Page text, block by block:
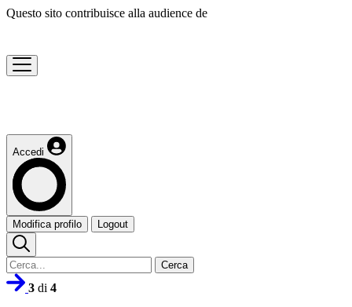
Questo sito contribuisce alla audience de
Accedi
Modifica profilo Logout
Cerca
3 di 4